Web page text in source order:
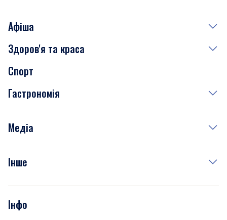
Афіша
Сьогодні
Завтра
Субота
Здоров'я та краса
Медицина
Краса
Спорт
Гастрономія
Рецепти
Медіа
Фото
Подкасти
Інше
Тести
Інфо